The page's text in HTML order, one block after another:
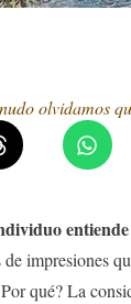
olvidamos
impresiones
qué? La